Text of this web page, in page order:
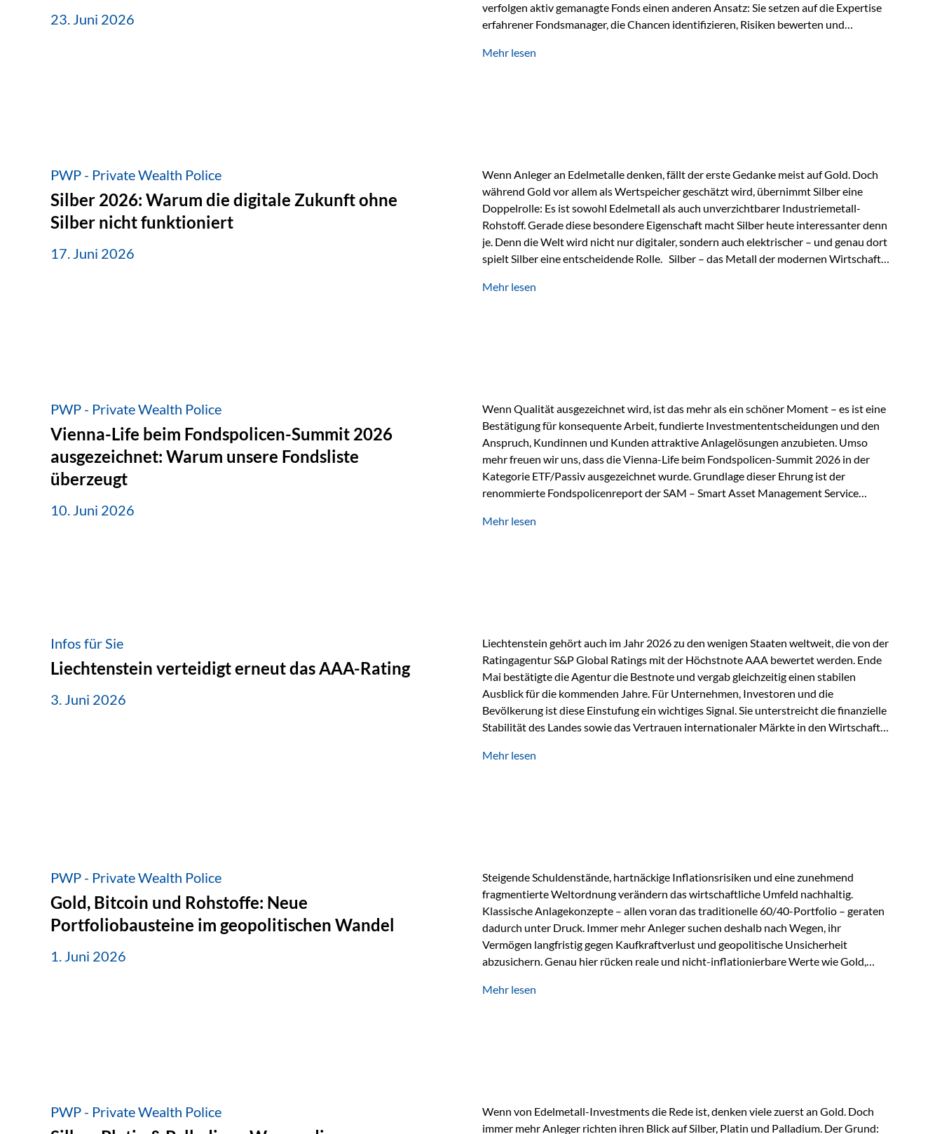
23. Juni 2026
verfolgen aktiv gemanagte Fonds einen anderen Ansatz: Sie setzen auf die Expertise
erfahrener Fondsmanager, die Chancen identifizieren, Risiken bewerten und
geprägt ist, kann diese aktive Herangehensweise einen entscheidenden Mehrwert
Mehr lesen
PWP - Private Wealth Police
Silber 2026: Warum die digitale Zukunft ohne
Silber nicht funktioniert
17. Juni 2026
Wenn Anleger an Edelmetalle denken, fällt der erste Gedanke meist auf Gold. Doch
während Gold vor allem als Wertspeicher geschätzt wird, übernimmt Silber eine
Doppelrolle: Es ist sowohl Edelmetall als auch unverzichtbarer Industriemetall-
Rohstoff. Gerade diese besondere Eigenschaft macht Silber heute interessanter denn
je. Denn die Welt wird nicht nur digitaler, sondern auch elektrischer – und genau dort
spielt Silber eine entscheidende Rolle. Silber – das Metall der modernen Wirtschaft
Eigenschaft macht es für zahlreiche Zukunftstechnologien praktisch unverzichtbar.
Mehr lesen
PWP - Private Wealth Police
Vienna-Life beim Fondspolicen-Summit 2026
ausgezeichnet: Warum unsere Fondsliste
überzeugt
10. Juni 2026
Wenn Qualität ausgezeichnet wird, ist das mehr als ein schöner Moment – es ist eine
Bestätigung für konsequente Arbeit, fundierte Investmententscheidungen und den
Anspruch, Kundinnen und Kunden attraktive Anlagelösungen anzubieten. Umso
mehr freuen wir uns, dass die Vienna-Life beim Fondspolicen-Summit 2026 in der
Kategorie ETF/Passiv ausgezeichnet wurde. Grundlage dieser Ehrung ist der
renommierte Fondspolicenreport der SAM – Smart Asset Management Service
und verglichen wurden. Das Ergebnis: Die ETF-Auswahl der Vienna-Life zählt zu den
Mehr lesen
Infos für Sie
Liechtenstein verteidigt erneut das AAA-Rating
3. Juni 2026
Liechtenstein gehört auch im Jahr 2026 zu den wenigen Staaten weltweit, die von der
Ratingagentur S&P Global Ratings mit der Höchstnote AAA bewertet werden. Ende
Mai bestätigte die Agentur die Bestnote und vergab gleichzeitig einen stabilen
Ausblick für die kommenden Jahre. Für Unternehmen, Investoren und die
Bevölkerung ist diese Einstufung ein wichtiges Signal. Sie unterstreicht die finanzielle
Stabilität des Landes sowie das Vertrauen internationaler Märkte in den Wirtschafts-
Herausforderungen Die weltwirtschaftlichen Rahmenbedingungen bleiben
Mehr lesen
PWP - Private Wealth Police
Gold, Bitcoin und Rohstoffe: Neue
Portfoliobausteine im geopolitischen Wandel
1. Juni 2026
Steigende Schuldenstände, hartnäckige Inflationsrisiken und eine zunehmend
fragmentierte Weltordnung verändern das wirtschaftliche Umfeld nachhaltig.
Klassische Anlagekonzepte – allen voran das traditionelle 60/40-Portfolio – geraten
dadurch unter Druck. Immer mehr Anleger suchen deshalb nach Wegen, ihr
Vermögen langfristig gegen Kaufkraftverlust und geopolitische Unsicherheit
abzusichern. Genau hier rücken reale und nicht-inflationierbare Werte wie Gold,
Rolle zurück Gold erlebt derzeit eine bemerkenswerte Renaissance als monetärer
Mehr lesen
PWP - Private Wealth Police
Wenn von Edelmetall-Investments die Rede ist, denken viele zuerst an Gold. Doch
immer mehr Anleger richten ihren Blick auf Silber, Platin und Palladium. Der Grund: